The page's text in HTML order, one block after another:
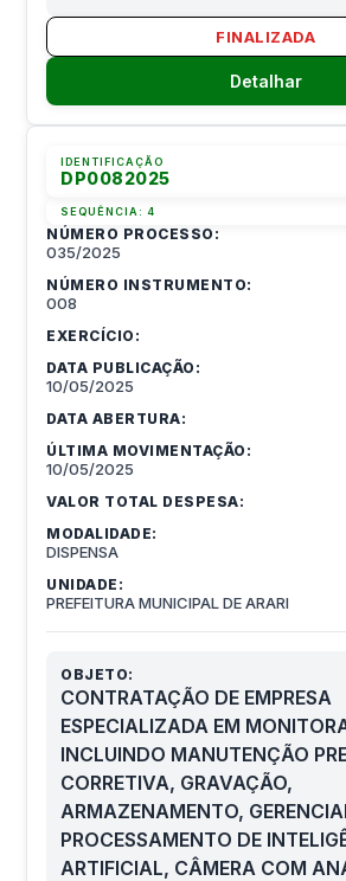
FINALIZADA
Detalhar
IDENTIFICAÇÃO
DP0082025
SEQUÊNCIA:4
NÚMERO PROCESSO:
035/2025
NÚMERO INSTRUMENTO:
008
EXERCÍCIO:
DATA PUBLICAÇÃO:
10/05/2025
DATA ABERTURA:
ÚLTIMA MOVIMENTAÇÃO:
10/05/2025
VALOR TOTAL DESPESA:
MODALIDADE:
DISPENSA
UNIDADE:
PREFEITURA MUNICIPAL DE ARARI
OBJETO:
CONTRATAÇÃO DE EMPRESA
ESPECIALIZADA EM
INCLUINDO MANUTENÇÃO
CORRETIVA, GRAVAÇÃO,
ARMAZENAMENTO,
PROCESSAMENTO DE
ARTIFICIAL, CÂMERA COM